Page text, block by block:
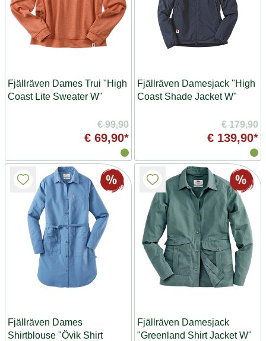
Fjällräven Dames Trui "High
Coast Lite Sweater W"
€ 99,90
€ 69,90*
Fjällräven Damesjack "High
Coast Shade Jacket W"
€ 179,90
€ 139,90*
Fjällräven Dames
Shirtblouse "Övik Shirt
Fjällräven Damesjack
"Greenland Shirt Jacket W"